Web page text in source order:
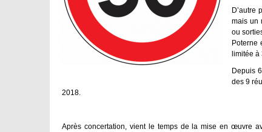
D’autre
mais un
ou
Poterne
limitée à
Depuis
des 9
2018.
Après concertation, vient le temps de la mise en œuvre